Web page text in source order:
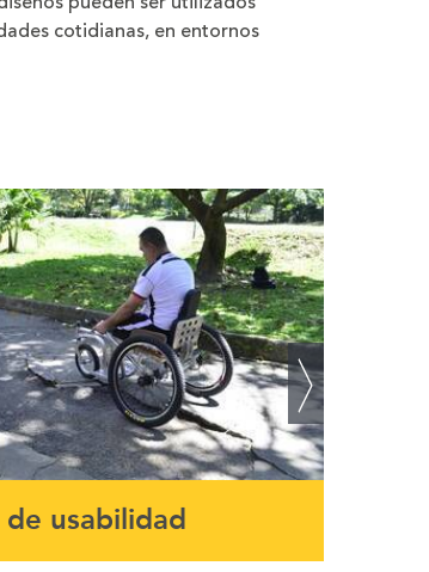
cotidianas, en entornos
de usabilidad